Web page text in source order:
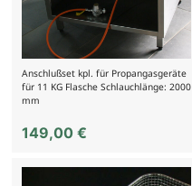
Anschlußset kpl. für Propangasgeräte
für 11 KG Flasche Schlauchlänge: 2000
mm
149,00 €